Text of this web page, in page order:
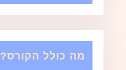
מה כולל הקורס?